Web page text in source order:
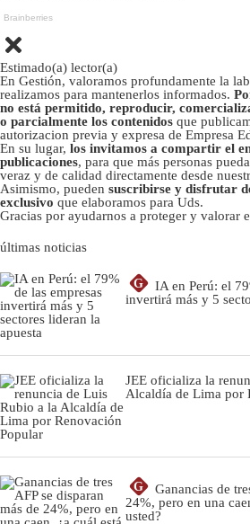
Estimado(a) lector(a)
En Gestión, valoramos profundamente la
realizamos para mantenerlos informados.
no está permitido, reproducir,
o parcialmente los contenidos que
autorizacion previa y expresa de Empresa
En su lugar, los invitamos a compartir el
publicaciones, para que más personas
veraz y de calidad directamente desde
Asimismo, pueden suscribirse y disfrutar
exclusivo que elaboramos para Uds.
Gracias por ayudarnos a proteger y valorar
últimas noticias
G
IA en Perú: el
invertirá más y 5
JEE oficializa la
Alcaldía de Lima por
G
Ganancias de
24%, pero en una
usted?